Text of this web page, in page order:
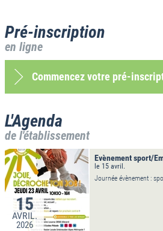
Pré-inscription
en ligne
Commencez votre pré-
L'Agenda
de l'établissement
15
AVRIL.
2026
Evènement sport/
le 15 avril.
Journée évènement :